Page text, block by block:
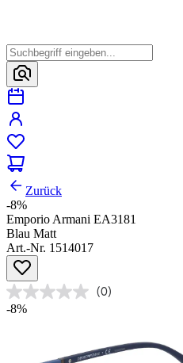
Zurück
-8%
Emporio Armani EA3181
Blau Matt
Art.-Nr. 1514017
(0)
-8%